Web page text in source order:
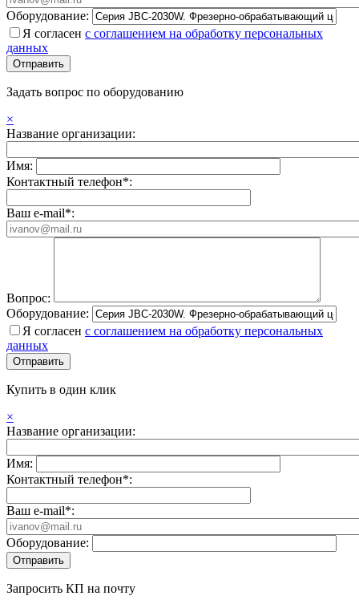
Оборудование:
Я согласен с соглашением на обработку персональных
данных
Задать вопрос по оборудованию
×
Название организации:
Имя:
Контактный телефон*:
Ваш e-mail*:
Вопрос:
Оборудование:
Я согласен с соглашением на обработку персональных
данных
Купить в один клик
×
Название организации:
Имя:
Контактный телефон*:
Ваш e-mail*:
Оборудование:
Запросить КП на почту